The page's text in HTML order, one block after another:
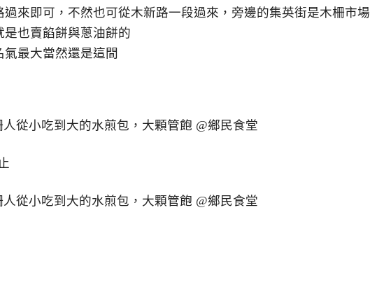
來即可，不然也可從木新路一段過來，旁邊的集英街是木柵市場
也賣餡餅與蔥油餅的
最大當然還是這間